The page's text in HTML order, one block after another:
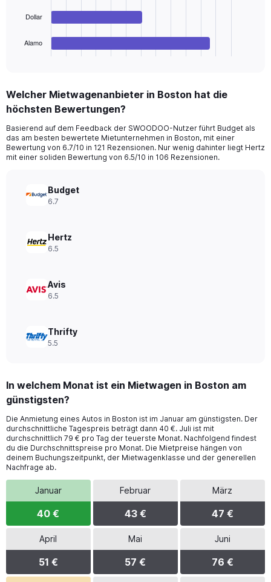
75.
chart
Range:
4
The
chart
has
axis
displaying
Dollar
Alamo
Welcher Mietwagenanbieter in Boston hat die
höchsten Bewertungen?
Basierend auf dem Feedback der SWOODOO-Nutzer führt Budget als
das am besten bewertete Mietunternehmen in Boston, mit einer
Bewertung von 6.7/10 in 121 Rezensionen. Nur wenig dahinter liegt Hertz
mit einer soliden Bewertung von 6.5/10 in 106 Rezensionen.
Budget
6.7
Hertz
6.5
Avis
6.5
Thrifty
5.5
In welchem Monat ist ein Mietwagen in Boston am
günstigsten?
Die Anmietung eines Autos in Boston ist im Januar am günstigsten. Der
durchschnittliche Tagespreis beträgt dann 40 €. Juli ist mit
durchschnittlich 79 € pro Tag der teuerste Monat. Nachfolgend findest
du die Durchschnittspreise pro Monat. Die Mietpreise hängen von
deinem Buchungszeitpunkt, der Mietwagenklasse und der generellen
Nachfrage ab.
Januar
40 €
Februar
43 €
März
47 €
April
51 €
Mai
57 €
Juni
76 €